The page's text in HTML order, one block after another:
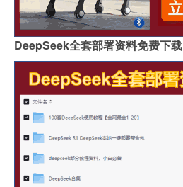
DeepSeek全套部署资料免费下载